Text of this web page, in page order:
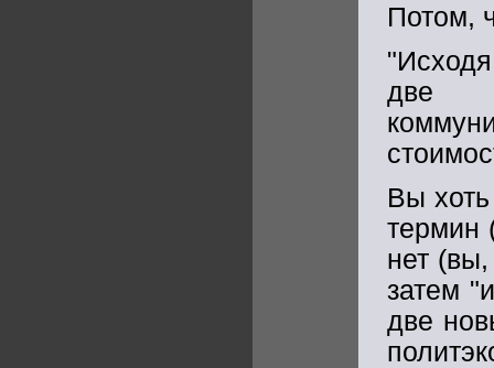
Потом,
две
Вы
термин
нет
затем
две